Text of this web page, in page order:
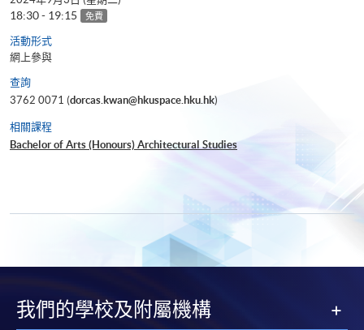
18:30 - 19:15 免費
活動形式
網上參與
查詢
3762 0071 (dorcas.kwan@hkuspace.hku.hk)
相關課程
Bachelor of Arts (Honours) Architectural Studies
我們的學校及附屬機構